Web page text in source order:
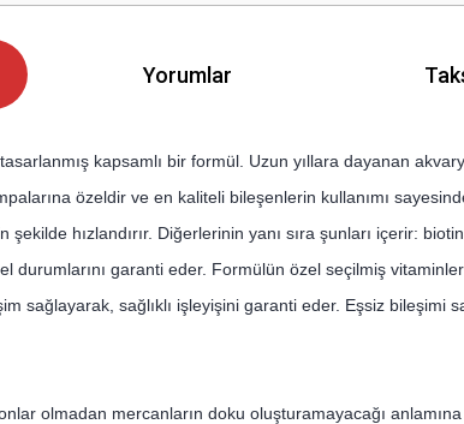
Yorumlar
kapsamlı bir formül. Uzun yıllara dayanan
özeldir ve en kaliteli bileşenlerin kullanımı
hızlandırır. Diğerlerinin yanı sıra şunları içerir:
durumlarını garanti eder. Formülün özel seçilmiş
sağlayarak, sağlıklı işleyişini garanti eder. Eşsiz
olmadan mercanların doku oluşturamayacağı